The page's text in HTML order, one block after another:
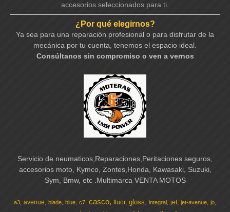
accesorios seleccionados para ti.
¿Por qué elegirnos?
Ya sea para una reparación profesional o para disfrutar de la
mecánica por tu cuenta, tenemos el espacio ideal.
Consúltanos sin compromiso o ven a vernos
Servicio de neumaticos,Reparaciones,Peritaciones seguros,
accesorios moto, Kymco, Zontes,Honda, Kawasaki, Suzuki,
Sym, Bmw, etc .Multimarca VENTA MOTOS
a3 avenue blade blue c7 casco fluor gloss integral jet jet-avenue jo